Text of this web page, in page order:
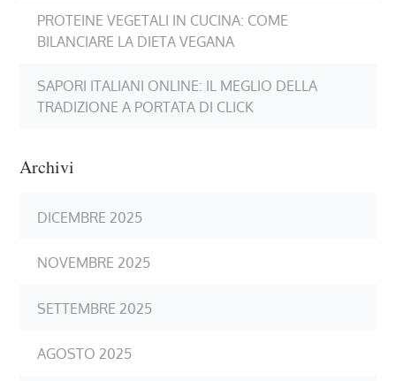
PROTEINE VEGETALI IN CUCINA: COME
BILANCIARE LA DIETA VEGANA
SAPORI ITALIANI ONLINE: IL MEGLIO DELLA
TRADIZIONE A PORTATA DI CLICK
Archivi
DICEMBRE 2025
NOVEMBRE 2025
SETTEMBRE 2025
AGOSTO 2025